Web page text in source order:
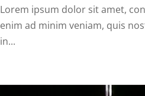
Lorem ipsum dolor sit amet,
enim ad minim veniam, quis
in...